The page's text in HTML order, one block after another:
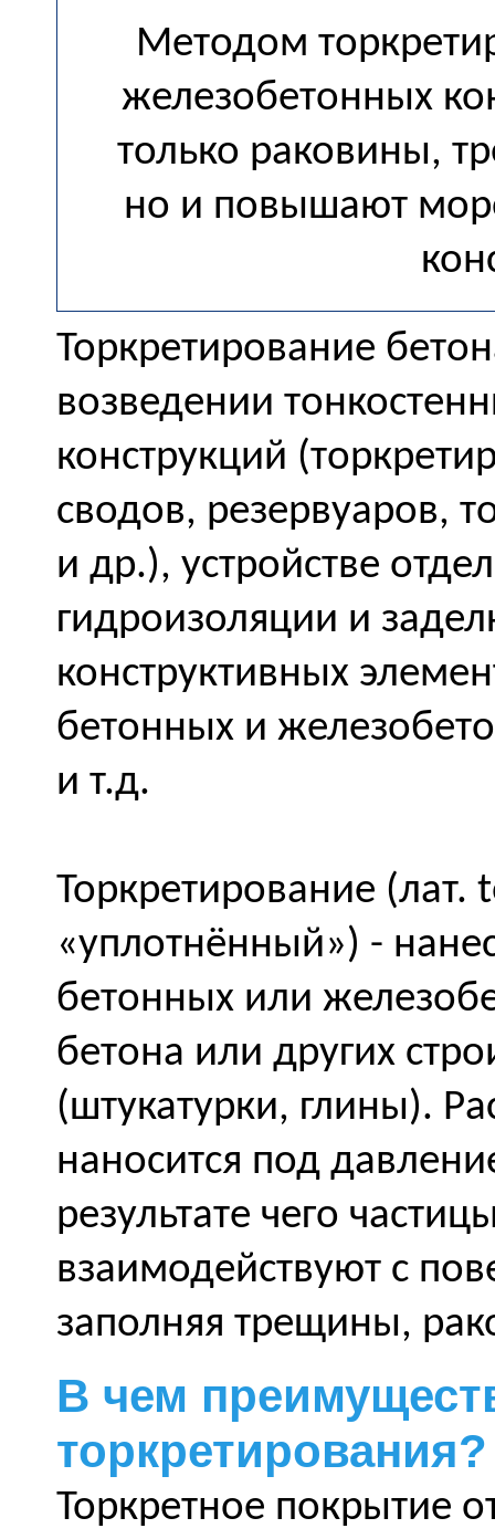
Методом
железобетонных
только раковины,
но и повышают
Торкретирование
возведении
конструкций
сводов, резервуаров,
и др.), устройстве
гидроизоляции и
конструктивных
бетонных и
и т.д.
Торкретирование (лат.
«уплотнённый») -
бетонных или
бетона или других
(штукатурки, глины).
наносится под
результате чего
взаимодействуют с
заполняя трещины,
В чем
торкретирования?
Торкретное покрытие